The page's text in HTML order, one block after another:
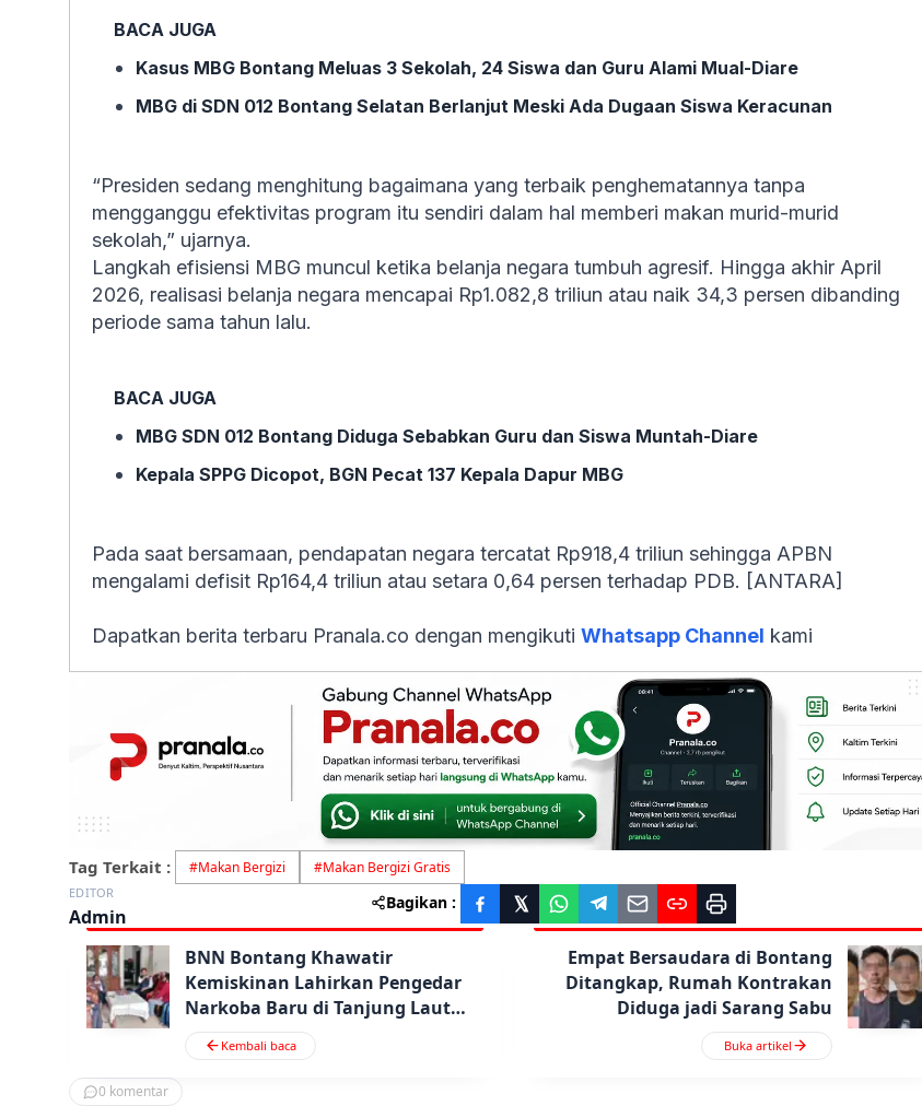
BACA JUGA
Kasus MBG Bontang Meluas 3 Sekolah, 24 Siswa dan Guru Alami Mual-Diare
MBG di SDN 012 Bontang Selatan Berlanjut Meski Ada Dugaan Siswa Keracunan
“Presiden sedang menghitung bagaimana yang terbaik penghematannya tanpa
mengganggu efektivitas program itu sendiri dalam hal memberi makan murid-murid
sekolah,” ujarnya.
Langkah efisiensi MBG muncul ketika belanja negara tumbuh agresif. Hingga akhir April
2026, realisasi belanja negara mencapai Rp1.082,8 triliun atau naik 34,3 persen dibanding
periode sama tahun lalu.
BACA JUGA
MBG SDN 012 Bontang Diduga Sebabkan Guru dan Siswa Muntah-Diare
Kepala SPPG Dicopot, BGN Pecat 137 Kepala Dapur MBG
Pada saat bersamaan, pendapatan negara tercatat Rp918,4 triliun sehingga APBN
mengalami defisit Rp164,4 triliun atau setara 0,64 persen terhadap PDB. [ANTARA]
Dapatkan berita terbaru Pranala.co dengan mengikuti Whatsapp Channel kami
Tag Terkait : #Makan Bergizi #Makan Bergizi Gratis
EDITOR
Admin
Bagikan :
BNN Bontang Khawatir
Kemiskinan Lahirkan Pengedar
Narkoba Baru di Tanjung Laut
Indah
Kembali baca
Empat Bersaudara di Bontang
Ditangkap, Rumah Kontrakan
Diduga jadi Sarang Sabu
Buka artikel
0 komentar